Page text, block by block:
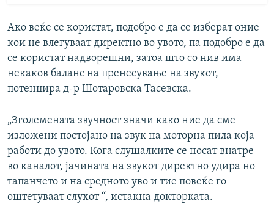
Ако веќе се користат, подобро е да се изберат оние
кои не влегуваат директно во увото, па подобро е да
се користат надворешни, затоа што со нив има
некаков баланс на пренесување на звукот,
потенцира д-р Шотаровска Тасевска.
„Зголемената звучност значи како ние да сме
изложени постојано на звук на моторна пила која
работи до увото. Кога слушалките се носат внатре
во каналот, јачината на звукот директно удира но
тапанчето и на средното уво и тие повеќе го
оштетуваат слухот “, истакна докторката.